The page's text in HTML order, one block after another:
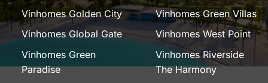
Vinhomes Golden City
Vinhomes Global Gate
Vinhomes Green
Paradise
Vinhomes Green Villas
Vinhomes West Point
Vinhomes Riverside
The Harmony